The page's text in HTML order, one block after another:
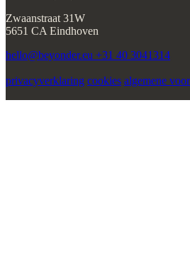
Zwaanstraat 31W
5651 CA Eindhoven
hello@beyonder.eu +31 40 3041314
privacyverklaring cookies algemene